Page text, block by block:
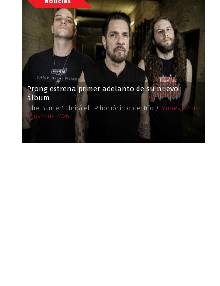
Prong estrena primer adelanto de su nuevo
álbum
'The Banner' abrirá el LP homónimo del trío / Martes, 04 de
Agosto de 2026